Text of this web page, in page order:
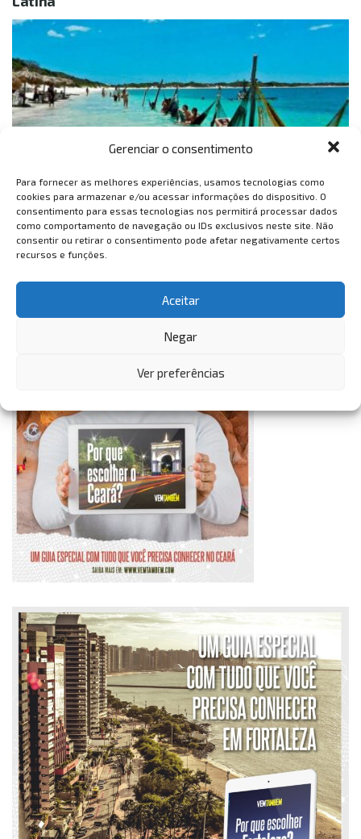
Gerenciar o consentimento
Para fornecer as melhores experiências, usamos tecnologias como
cookies para armazenar e/ou acessar informações do dispositivo. O
consentimento para essas tecnologias nos permitirá processar dados
como comportamento de navegação ou IDs exclusivos neste site. Não
consentir ou retirar o consentimento pode afetar negativamente certos
recursos e funções.
Aceitar
Negar
Ver preferências
Lançada oficialmente nesta semana (2 de outubro), durante a
programação da Feira Internacional de Turismo (FIT), em Buenos
Aires, na Argentina, a nova campanha da Agência Brasileira de...